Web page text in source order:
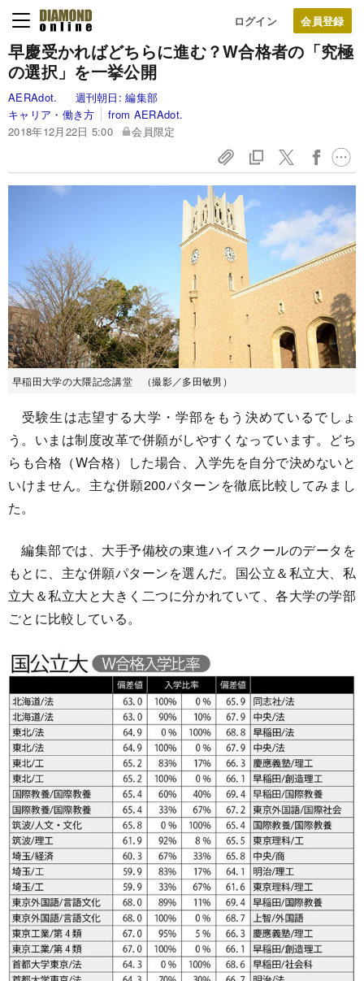
ログイン
早慶受かればどちらに進む？W合格者の「究極
の選択」を一挙公開
AERAdot. 週刊朝日:編集部
キャリア・働き方
from AERAdot.
2018年12月22日 5:00
会員限定
早稲田大学の大隈記念講堂 （撮影／多田敏男）
受験生は志望する大学・学部をもう決めているでしょ
う。いまは制度改革で併願がしやすくなっています。どち
らも合格（W合格）した場合、入学先を自分で決めないと
いけません。主な併願200パターンを徹底比較してみまし
た。
編集部では、大手予備校の東進ハイスクールのデータを
もとに、主な併願パターンを選んだ。国公立＆私立大、私
立大＆私立大と大きく二つに分かれていて、各大学の学部
ごとに比較している。